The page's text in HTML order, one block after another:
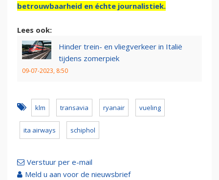
betrouwbaarheid en échte journalistiek.
Lees ook:
Hinder trein- en vliegverkeer in Italië
tijdens zomerpiek
09-07-2023, 8:50
klm transavia ryanair vueling
ita airways schiphol
Verstuur per e-mail
Meld u aan voor de nieuwsbrief